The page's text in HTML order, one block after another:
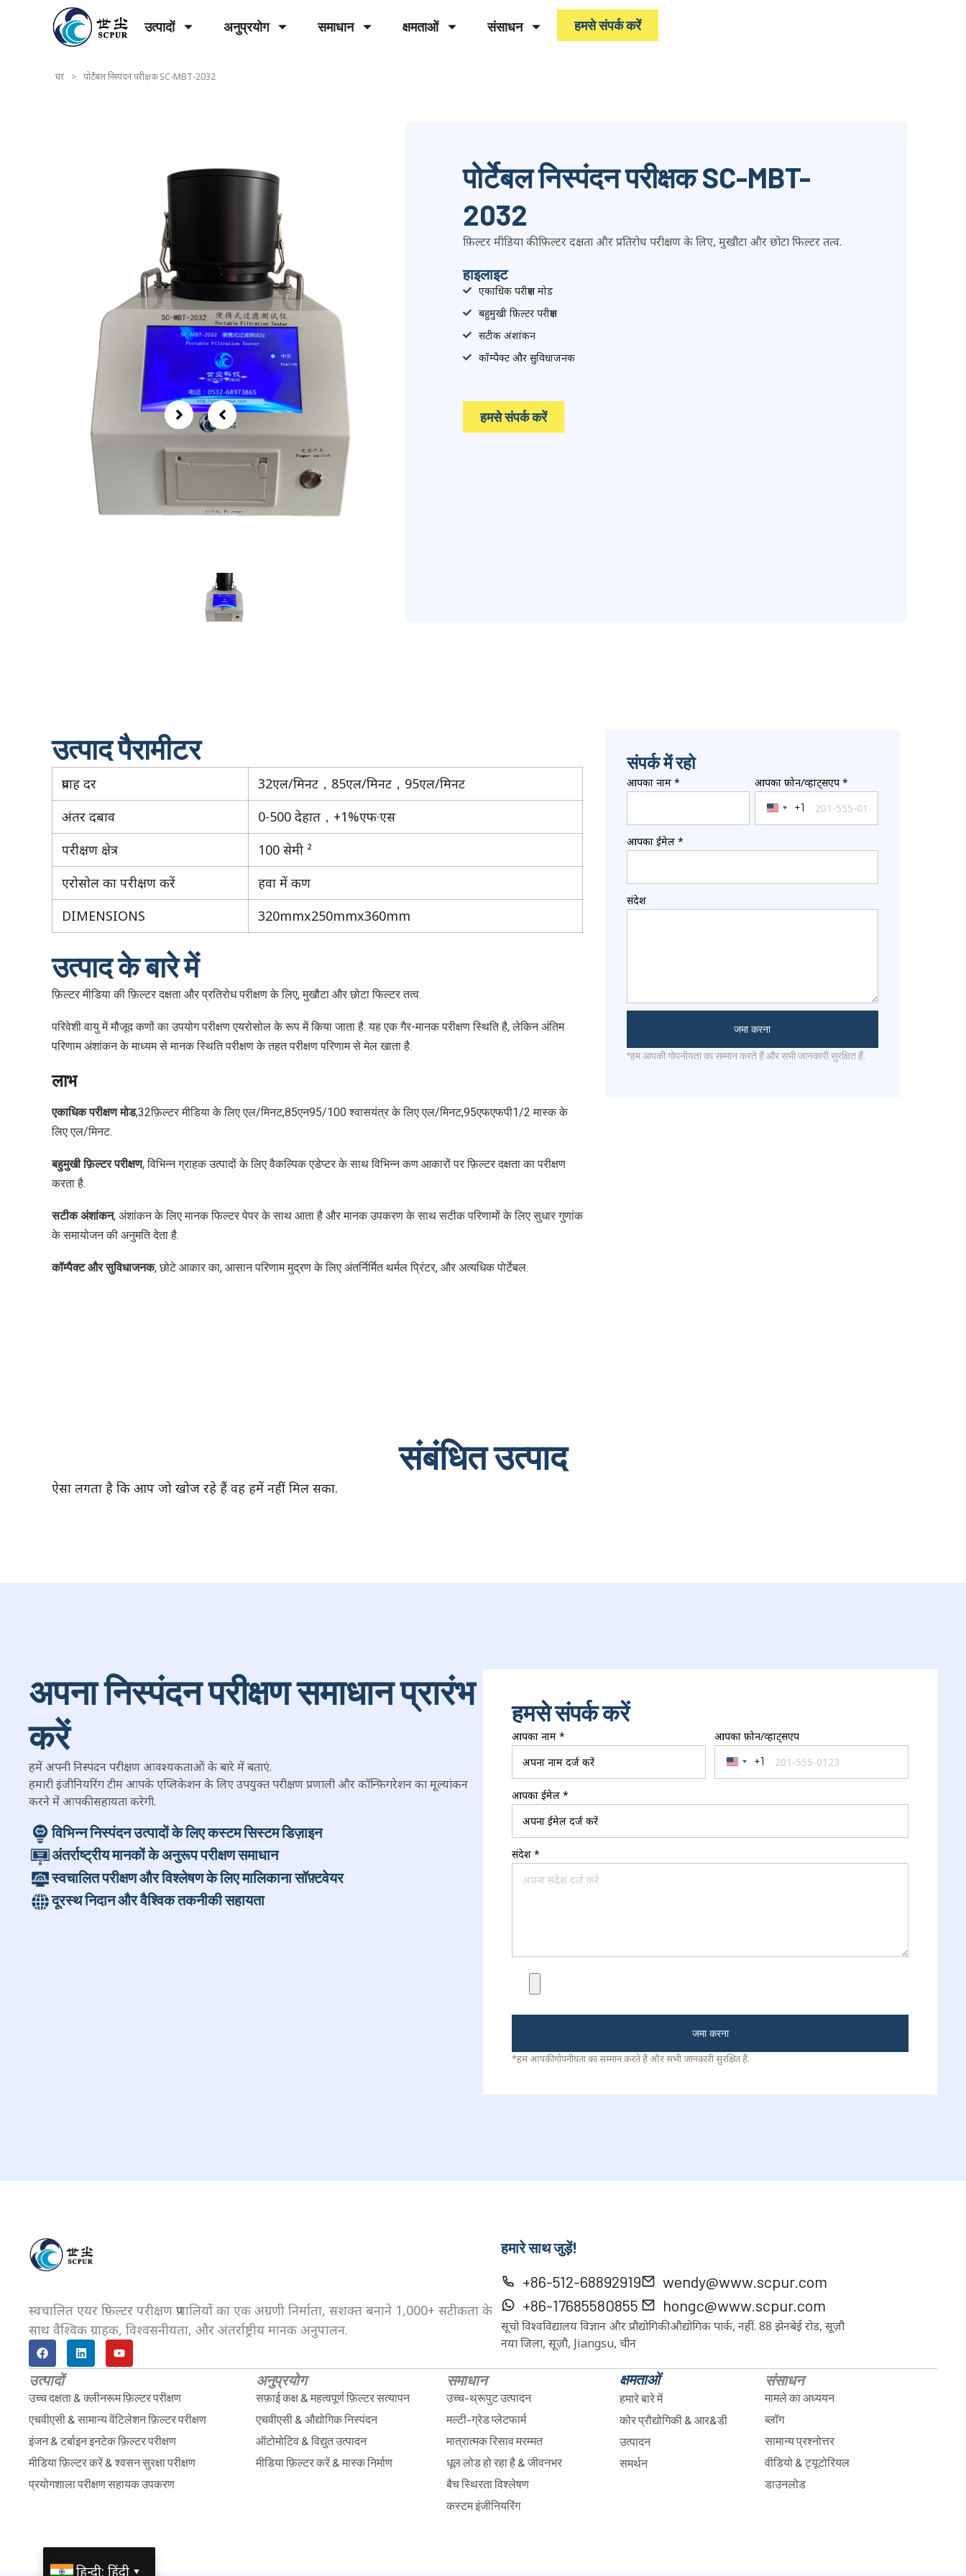
उत्पादों अनुप्रयोग समाधान क्षमताओं संसाधन हमसे संपर्क करें
घर > पोर्टेबल निस्पंदन परीक्षक SC-MBT-2032
पोर्टेबल निस्पंदन परीक्षक SC-MBT-
2032
फ़िल्टर मीडिया की फ़िल्टर दक्षता और प्रतिरोध परीक्षण के लिए, मुखौटा और छोटा फिल्टर तत्व.
हाइलाइट
एकाधिक परीक्षण मोड
बहुमुखी फ़िल्टर परीक्षण
सटीक अंशांकन
कॉम्पैक्ट और सुविधाजनक
हमसे संपर्क करें
उत्पाद पैरामीटर
प्रवाह दर
32एल/मिनट，85एल/मिनट，95एल/मिनट
अंतर दबाव
0-500 देहात，+1%एफ·एस
परीक्षण क्षेत्र
100 सेमी ²
एरोसोल का परीक्षण करें
हवा में कण
DIMENSIONS
320mmx250mmx360mm
उत्पाद के बारे में
फ़िल्टर मीडिया की फ़िल्टर दक्षता और प्रतिरोध परीक्षण के लिए, मुखौटा और छोटा फिल्टर तत्व.
परिवेशी वायु में मौजूद कणों का उपयोग परीक्षण एयरोसोल के रूप में किया जाता है. यह एक गैर-मानक परीक्षण स्थिति है, लेकिन अंतिम
परिणाम अंशांकन के माध्यम से मानक स्थिति परीक्षण के तहत परीक्षण परिणाम से मेल खाता है.
लाभ
एकाधिक परीक्षण मोड,32फ़िल्टर मीडिया के लिए एल/मिनट,85एन95/100 श्वासयंत्र के लिए एल/मिनट,95एफएफपी1/2 मास्क के
लिए एल/मिनट.
बहुमुखी फ़िल्टर परीक्षण, विभिन्न ग्राहक उत्पादों के लिए वैकल्पिक एडेप्टर के साथ विभिन्न कण आकारों पर फ़िल्टर दक्षता का परीक्षण
करता है.
सटीक अंशांकन, अंशांकन के लिए मानक फिल्टर पेपर के साथ आता है और मानक उपकरण के साथ सटीक परिणामों के लिए सुधार गुणांक
के समायोजन की अनुमति देता है.
कॉम्पैक्ट और सुविधाजनक, छोटे आकार का, आसान परिणाम मुद्रण के लिए अंतर्निर्मित थर्मल प्रिंटर, और अत्यधिक पोर्टेबल.
संपर्क में रहो
आपका नाम * आपका फ़ोन/व्हाट्सएप *
United States +1
+1
आपका ईमेल *
संदेश
जमा करना
*हम आपकी गोपनीयता का सम्मान करते हैं और सभी जानकारी सुरक्षित हैं.
संबंधित उत्पाद
ऐसा लगता है कि आप जो खोज रहे हैं वह हमें नहीं मिल सका.
अपना निस्पंदन परीक्षण समाधान प्रारंभ
करें
हमें अपनी निस्पंदन परीक्षण आवश्यकताओं के बारे में बताएं.
हमारी इंजीनियरिंग टीम आपके एप्लिकेशन के लिए उपयुक्त परीक्षण प्रणाली और कॉन्फ़िगरेशन का मूल्यांकन
करने में आपकी सहायता करेगी.
विभिन्न निस्पंदन उत्पादों के लिए कस्टम सिस्टम डिज़ाइन
अंतर्राष्ट्रीय मानकों के अनुरूप परीक्षण समाधान
स्वचालित परीक्षण और विश्लेषण के लिए मालिकाना सॉफ़्टवेयर
दूरस्थ निदान और वैश्विक तकनीकी सहायता
हमसे संपर्क करें
आपका नाम * आपका फ़ोन/व्हाट्सएप
United States +1
+1
आपका ईमेल *
संदेश *
जमा करना
*हम आपकी गोपनीयता का सम्मान करते हैं और सभी जानकारी सुरक्षित हैं.
स्वचालित एयर फ़िल्टर परीक्षण प्रणालियों का एक अग्रणी निर्माता, सशक्त बनाने 1,000+ सटीकता के
साथ वैश्विक ग्राहक, विश्वसनीयता, और अंतर्राष्ट्रीय मानक अनुपालन.
हमारे साथ जुड़ें!
+86-512-68892919
+86-17685580855
wendy@www.scpur.com
hongc@www.scpur.com
सूचो विश्वविद्यालय विज्ञान और प्रौद्योगिकी औद्योगिक पार्क, नहीं. 88 झेनबेई रोड, सूज़ौ
नया जिला, सूज़ौ, Jiangsu, चीन
उत्पादों
उच्च दक्षता & क्लीनरूम फ़िल्टर परीक्षण
एचवीएसी & सामान्य वेंटिलेशन फ़िल्टर परीक्षण
इंजन & टर्बाइन इनटेक फ़िल्टर परीक्षण
मीडिया फ़िल्टर करें & श्वसन सुरक्षा परीक्षण
प्रयोगशाला परीक्षण सहायक उपकरण
अनुप्रयोग
सफ़ाई कक्ष & महत्वपूर्ण फ़िल्टर सत्यापन
एचवीएसी & औद्योगिक निस्पंदन
ऑटोमोटिव & विद्युत उत्पादन
मीडिया फ़िल्टर करें & मास्क निर्माण
समाधान
उच्च-थ्रूपुट उत्पादन
मल्टी-ग्रेड प्लेटफार्म
मात्रात्मक रिसाव मरम्मत
धूल लोड हो रहा है & जीवनभर
बैच स्थिरता विश्लेषण
कस्टम इंजीनियरिंग
क्षमताओं
हमारे बारे में
कोर प्रौद्योगिकी & आर&डी
उत्पादन
समर्थन
संसाधन
मामले का अध्ययन
ब्लॉग
सामान्य प्रश्नोत्तर
वीडियो & ट्यूटोरियल
डाउनलोड
हिन्दी; हिंदी